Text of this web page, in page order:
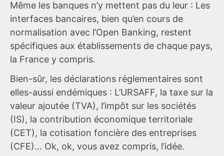
Même les banques n’y mettent pas du leur : Les
interfaces bancaires, bien qu’en cours de
normalisation avec l’Open Banking, restent
spécifiques aux établissements de chaque pays,
la France y compris.
Bien-sûr, les déclarations réglementaires sont
elles-aussi endémiques : L’URSAFF, la taxe sur la
valeur ajoutée (TVA), l’impôt sur les sociétés
(IS), la contribution économique territoriale
(CET), la cotisation foncière des entreprises
(CFE)… Ok, ok, vous avez compris, l’idée.